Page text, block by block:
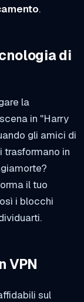
.
di
la
in "Harry
gli amici di
trasformano in
il tuo
i blocchi
VPN
sul